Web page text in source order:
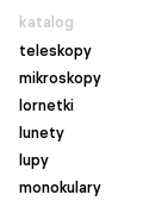
katalog
teleskopy
mikroskopy
lornetki
lunety
lupy
monokulary